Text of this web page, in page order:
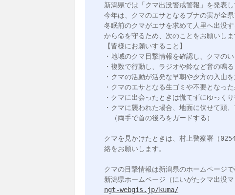
新潟県では「クマ出没警戒警報」を発表し
今年は、クマのエサとなるブナの実が全県
冬眠前のクマがエサを求めて人里へ出没
から命を守るため、次のことをお願いしま
【皆様にお願いすること】
・地域のクマ目撃情報を確認し、クマの
・複数で行動し、ラジオや鈴など音の鳴
・クマの活動が活発な早朝や夕方の入山
・クマのエサとなる生ゴミや不要となっ
・クマに出会ったときは慌てずにゆっく
・クマに襲われた場合、地面に伏せて頭
（両手で首の後ろをガードする）
クマを見かけたときは、村上警察署（
絡をお願いします。
クマの目撃情報は新潟県のホームページで
ngt-webgis.jp/kuma/